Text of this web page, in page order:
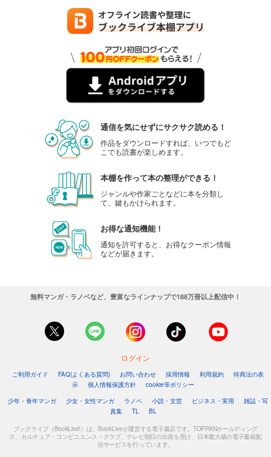
通信を気にせずにサクサク読める！
作品をダウンロードすれば、いつでもど
こでも読書が楽しめます。
本棚を作って本の整理ができる！
ジャンルや作家ごとなどに本を分類し
て、鍵もかけられます。
お得な通知機能！
通知を許可すると、お得なクーポン情報
などが届きます。
無料マンガ・ラノベなど、豊富なラインナップで188万冊以上配信中！
ログイン
ご利用ガイド FAQ(よくある質問) お問い合わせ 採用情報 利用規約
特商法の表
示
個人情報保護方針
cookie等ポリシー
少年・青年マンガ
少女・女性マンガ ラノベ 小説・文芸 ビジネス・実用
雑誌・写
真集
TL BL
ブックライブ（BookLive!）は、BookLiveが運営する電子書店です。TOPPANホールディング
ス、カルチュア・コンビニエンス・クラブ、テレビ朝日の出資を受け、日本最大級の電子書籍配
信サービスを行っています。